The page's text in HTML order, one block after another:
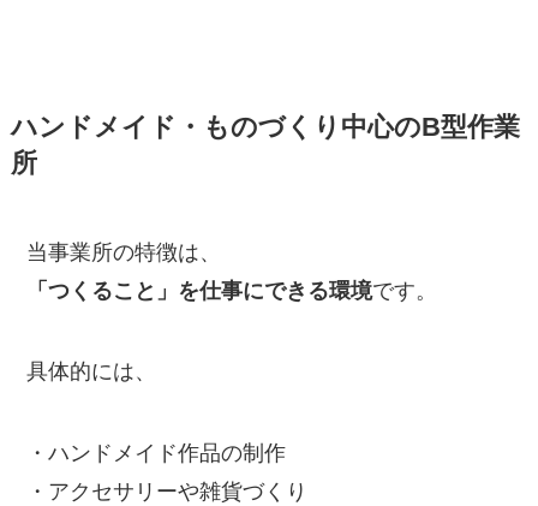
ハンドメイド・ものづくり中心のB型作業
所
当事業所の特徴は、
「つくること」を仕事にできる環境です。
具体的には、
・ハンドメイド作品の制作
・アクセサリーや雑貨づくり